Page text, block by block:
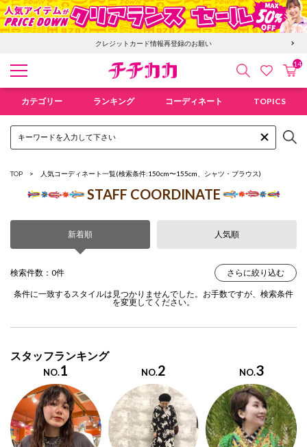
クレジットカード情報再登録のお願い
検索 お気にカ
14
カテゴリー ランキング コーディネート TOPICS
TOP 人気コーディネート一覧(検索条件:150cm〜155cm、シャツ・ブラウス)
STAFF COORDINATE
新着順 人気順
検索件数：0件 さらに絞り込む
条件に一致するスタイルは見つかりませんでした。お手数ですが、検索条件
を変更してください。
スタッフランキング
NO.1 NO.2 NO.3